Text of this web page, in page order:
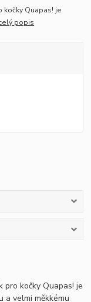
kočky Quapas! je
popis
pro kočky Quapas! je
a velmi měkkému